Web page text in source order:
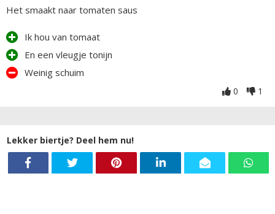
Het smaakt naar tomaten saus
Ik hou van tomaat
En een vleugje tonijn
Weinig schuim
0 1
Lekker biertje? Deel hem nu!